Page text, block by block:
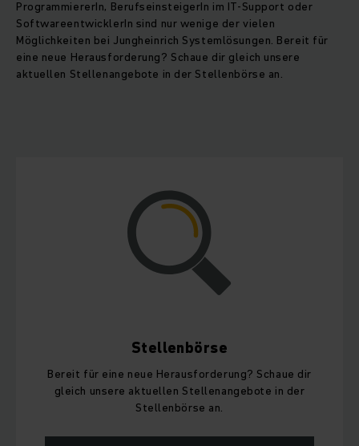
ProgrammiererIn, BerufseinsteigerIn im IT-Support oder
SoftwareentwicklerIn sind nur wenige der vielen
Möglichkeiten bei Jungheinrich Systemlösungen. Bereit für
eine neue Herausforderung? Schaue dir gleich unsere
aktuellen Stellenangebote in der Stellenbörse an.
Stellenbörse
Bereit für eine neue Herausforderung? Schaue dir
gleich unsere aktuellen Stellenangebote in der
Stellenbörse an.